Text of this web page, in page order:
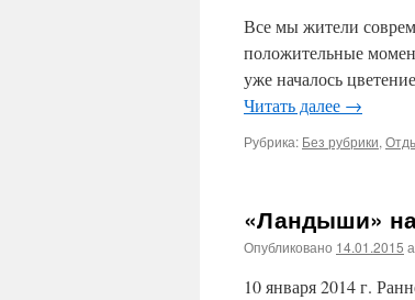
Все мы жители
положительные
уже началось
Читать далее →
Рубрика: Без рубрики,
«Ландыши»
Опубликовано 14.01.2015
10 января 2014 г.